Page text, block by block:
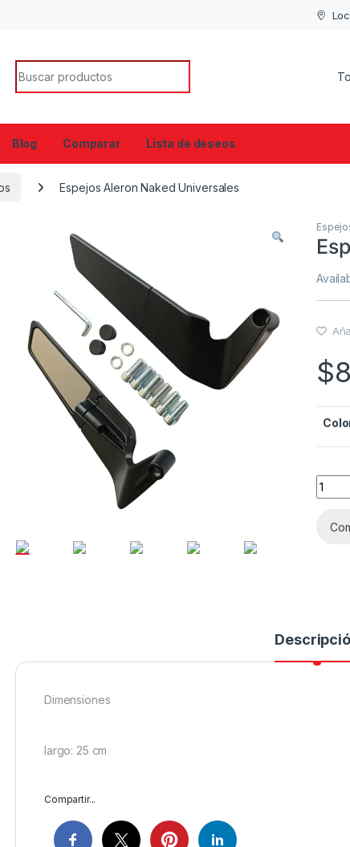
Search for:
Blog Comparar Lista de deseos
Espejos Aleron Naked Universales
$
Dimensiones
largo: 25 cm
Compartir...